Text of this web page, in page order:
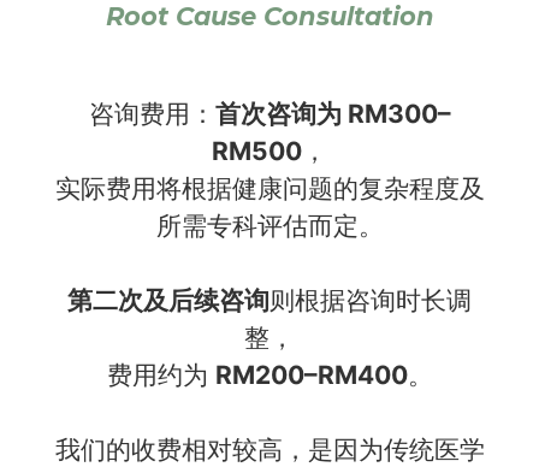
Root Cause Consultation
咨询费用： 首次咨询为 RM300–
RM500 ，
实际费用将根据健康问题的复杂程度及
所需专科评估而定。
第二次及后续咨询则根据咨询时长调
整，
费用约为 RM200–RM400。
我们的收费相对较高，是因为传统医学